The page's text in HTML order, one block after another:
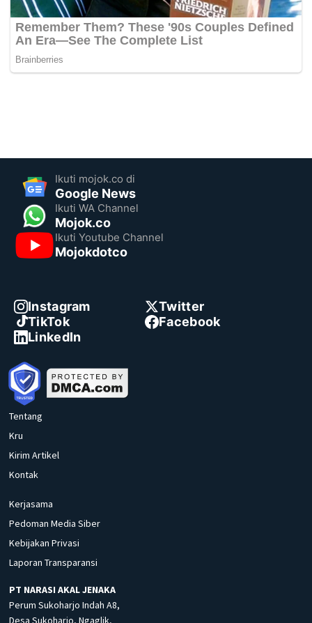
Ikuti mojok.co di
Google News
Ikuti WA Channel
Mojok.co
Ikuti Youtube Channel
Mojokdotco
Instagram
Twitter
TikTok
Facebook
LinkedIn
Tentang
Kru
Kirim Artikel
Kontak
Kerjasama
Pedoman Media Siber
Kebijakan Privasi
Laporan Transparansi
PT NARASI AKAL JENAKA
Perum Sukoharjo Indah A8,
Desa Sukoharjo, Ngaglik,